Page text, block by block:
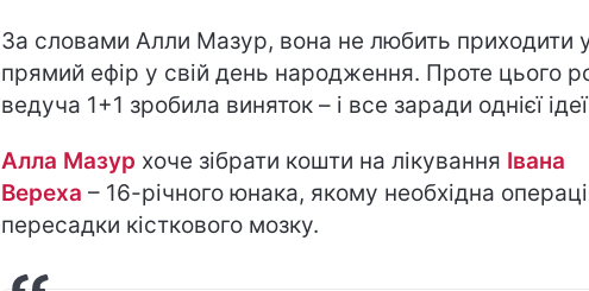
За словами Алли Мазур, вона не любить приходити
прямий ефір у свій день народження. Проте цього
ведуча 1+1 зробила виняток – і все заради однієї
Алла Мазур хоче зібрати кошти на лікування Івана
Вереха – 16-річного юнака, якому необхідна
пересадки кісткового мозку.